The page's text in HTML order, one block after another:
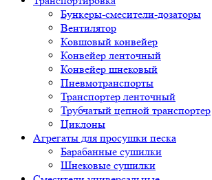
Бункеры-смесители-дозаторы
Вентилятор
Ковшовый конвейер
Конвейер ленточный
Конвейер шнековый
Пневмотранспорты
Транспортер ленточный
Трубчатый цепной транспортер
Циклоны
Агрегаты для просушки песка
Барабанные сушилки
Шнековые сушилки